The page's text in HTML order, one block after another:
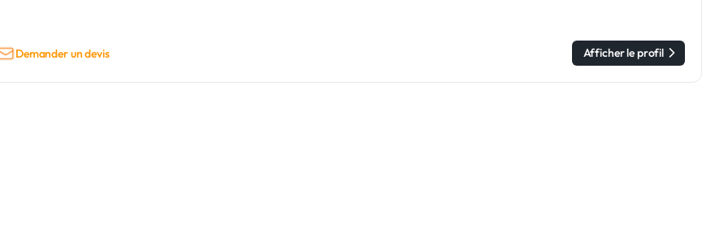
Demander un devis Afficher le profil